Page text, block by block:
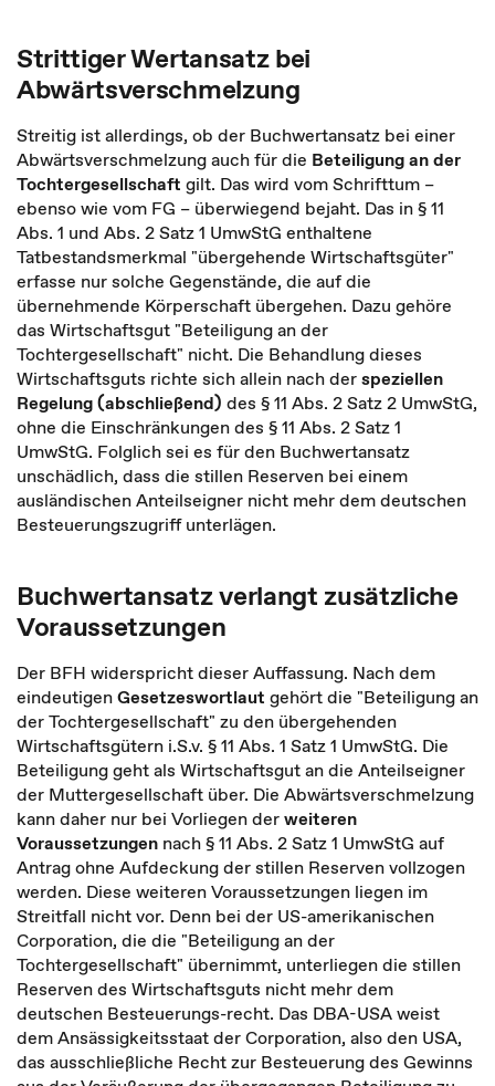
Strittiger Wertansatz bei
Abwärtsverschmelzung
Streitig ist allerdings, ob der Buchwertansatz bei einer
Abwärtsverschmelzung auch für die Beteiligung an der
Tochtergesellschaft gilt. Das wird vom Schrifttum –
ebenso wie vom FG – überwiegend bejaht. Das in § 11
Abs. 1 und Abs. 2 Satz 1 UmwStG enthaltene
Tatbestandsmerkmal "übergehende Wirtschaftsgüter"
erfasse nur solche Gegenstände, die auf die
übernehmende Körperschaft übergehen. Dazu gehöre
das Wirtschaftsgut "Beteiligung an der
Tochtergesellschaft" nicht. Die Behandlung dieses
Wirtschaftsguts richte sich allein nach derspeziellen
Regelung (abschließend) des § 11 Abs. 2 Satz 2 UmwStG,
ohne die Einschränkungen des § 11 Abs. 2 Satz 1
UmwStG. Folglich sei es für den Buchwertansatz
unschädlich, dass die stillen Reserven bei einem
ausländischen Anteilseigner nicht mehr dem deutschen
Besteuerungszugriff unterlägen.
Buchwertansatz verlangt zusätzliche
Voraussetzungen
Der BFH widerspricht dieser Auffassung. Nach dem
eindeutigenGesetzeswortlaut gehört die "Beteiligung an
der Tochtergesellschaft" zu den übergehenden
Wirtschaftsgütern i.S.v. § 11 Abs. 1 Satz 1 UmwStG. Die
Beteiligung geht als Wirtschaftsgut an die Anteilseigner
der Muttergesellschaft über. Die Abwärtsverschmelzung
kann daher nur bei Vorliegen derweiteren
Voraussetzungen nach § 11 Abs. 2 Satz 1 UmwStG auf
Antrag ohne Aufdeckung der stillen Reserven vollzogen
werden. Diese weiteren Voraussetzungen liegen im
Streitfall nicht vor. Denn bei der US-amerikanischen
Corporation, die die "Beteiligung an der
Tochtergesellschaft" übernimmt, unterliegen die stillen
Reserven des Wirtschaftsguts nicht mehr dem
deutschen Besteuerungs-recht. Das DBA-USA weist
dem Ansässigkeitsstaat der Corporation, also den USA,
das ausschließliche Recht zur Besteuerung des Gewinns